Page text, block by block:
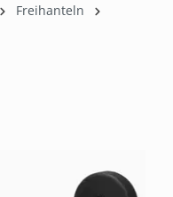
Freihanteln